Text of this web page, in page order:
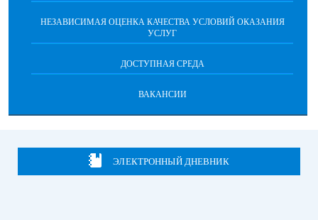
НЕЗАВИСИМАЯ ОЦЕНКА КАЧЕСТВА УСЛОВИЙ ОКАЗАНИЯ
УСЛУГ
ДОСТУПНАЯ СРЕДА
ВАКАНСИИ
ЭЛЕКТРОННЫЙ ДНЕВНИК